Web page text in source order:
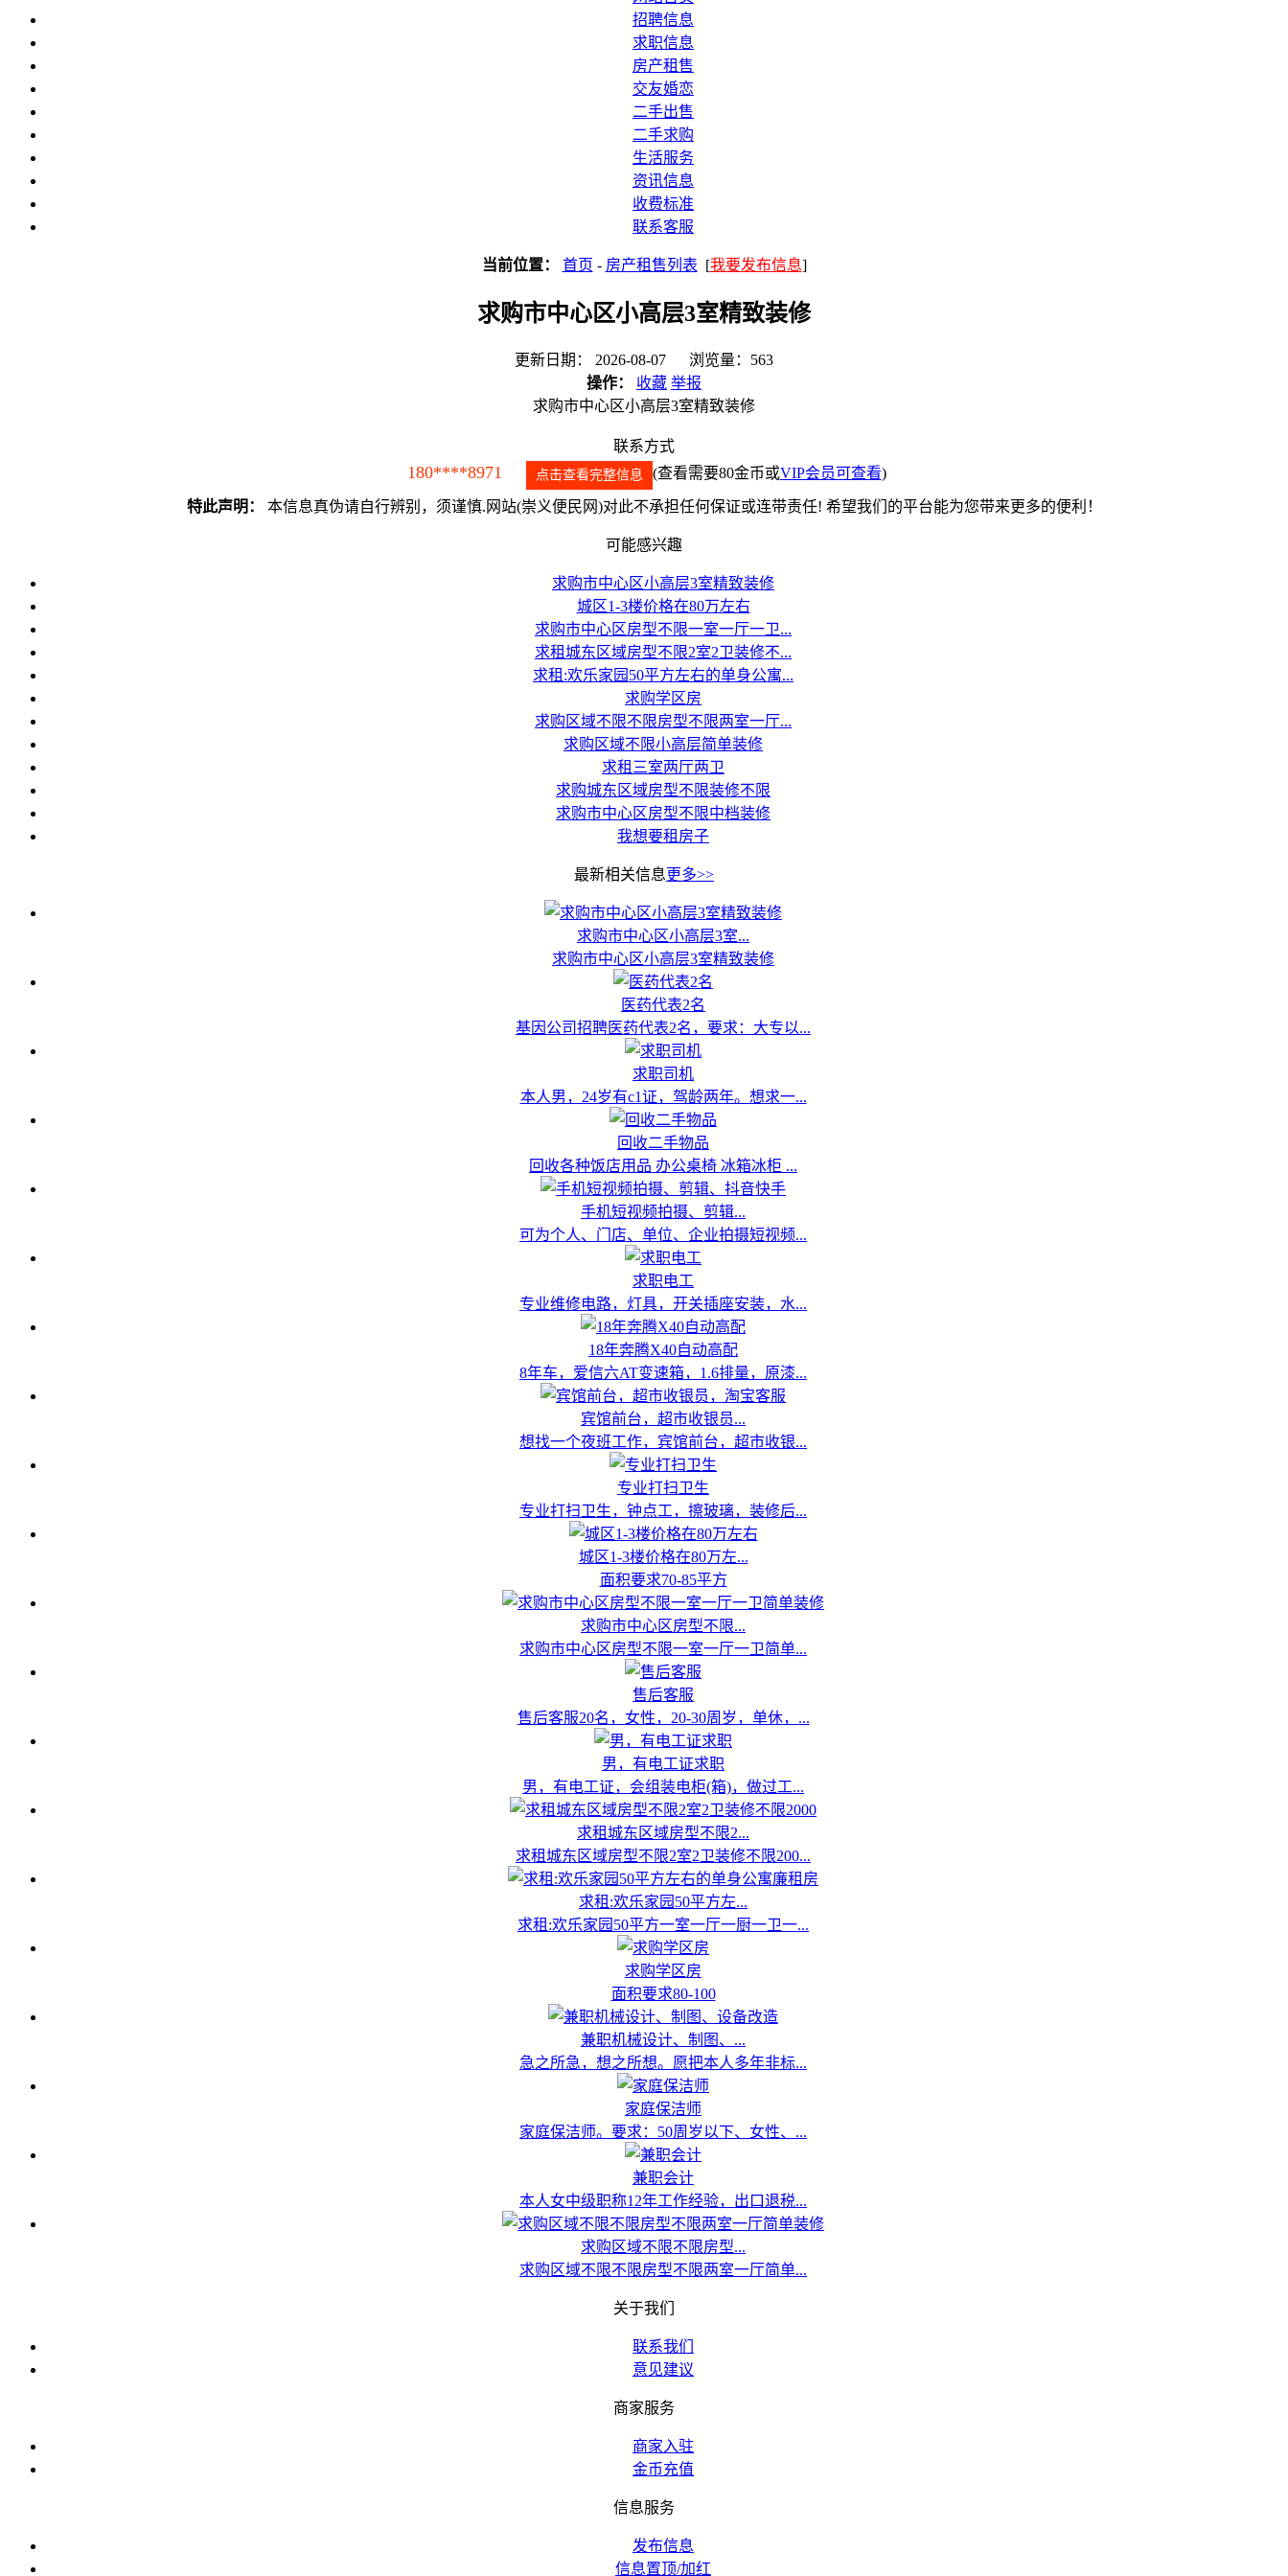
招聘信息
求职信息
房产租售
交友婚恋
二手出售
二手求购
生活服务
资讯信息
收费标准
联系客服
当前位置： 首页 - 房产租售列表 [我要发布信息]
求购市中心区小高层3室精致装修
更新日期： 2026-08-07 浏览量：563
操作：
收藏 举报
求购市中心区小高层3室精致装修
联系方式
180****8971 点击查看完整信息 (查看需要80金币或VIP会员可查看)
特此声明： 本信息真伪请自行辨别，须谨慎.网站(崇义便民网)对此不承担任何保证或连带责任! 希望我们的平台能为您带来更多的便利！
可能感兴趣
求购市中心区小高层3室精致装修
城区1-3楼价格在80万左右
求购市中心区房型不限一室一厅一卫...
求租城东区域房型不限2室2卫装修不...
求租:欢乐家园50平方左右的单身公寓...
求购学区房
求购区域不限不限房型不限两室一厅...
求购区域不限小高层简单装修
求租三室两厅两卫
求购城东区域房型不限装修不限
求购市中心区房型不限中档装修
我想要租房子
最新相关信息更多>>
求购市中心区小高层3室...
求购市中心区小高层3室精致装修
医药代表2名
基因公司招聘医药代表2名，要求：大专以...
求职司机
本人男，24岁有c1证，驾龄两年。想求一...
回收二手物品
回收各种饭店用品 办公桌椅 冰箱冰柜 ...
手机短视频拍摄、剪辑...
可为个人、门店、单位、企业拍摄短视频...
求职电工
专业维修电路，灯具，开关插座安装，水...
18年奔腾X40自动高配
8年车，爱信六AT变速箱，1.6排量，原漆...
宾馆前台，超市收银员...
想找一个夜班工作，宾馆前台，超市收银...
专业打扫卫生
专业打扫卫生，钟点工，擦玻璃，装修后...
城区1-3楼价格在80万左...
面积要求70-85平方
求购市中心区房型不限...
求购市中心区房型不限一室一厅一卫简单...
售后客服
售后客服20名，女性，20-30周岁，单休，...
男，有电工证求职
男，有电工证，会组装电柜(箱)，做过工...
求租城东区域房型不限2...
求租城东区域房型不限2室2卫装修不限200...
求租:欢乐家园50平方左...
求租:欢乐家园50平方一室一厅一厨一卫一...
求购学区房
面积要求80-100
兼职机械设计、制图、...
急之所急，想之所想。愿把本人多年非标...
家庭保洁师
家庭保洁师。要求：50周岁以下、女性、...
兼职会计
本人女中级职称12年工作经验，出口退税...
求购区域不限不限房型...
求购区域不限不限房型不限两室一厅简单...
关于我们
联系我们
意见建议
商家服务
商家入驻
金币充值
信息服务
发布信息
信息置顶/加红